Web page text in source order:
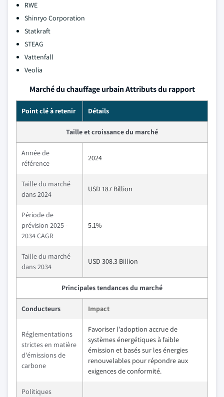
RWE
Shinryo Corporation
Statkraft
STEAG
Vattenfall
Veolia
Marché du chauffage urbain Attributs du rapport
Point clé à retenir Détails
Taille et croissance du marché
Année de
référence
2024
Taille du marché
dans 2024
USD 187 Billion
Période de
prévision 2025 -
2034 CAGR
5.1%
Taille du marché
dans 2034
USD 308.3 Billion
Principales tendances du marché
Conducteurs Impact
Réglementations
strictes en matière
d'émissions de
carbone
Favoriser l'adoption accrue de
systèmes énergétiques à faible
émission et basés sur les énergies
renouvelables pour répondre aux
exigences de conformité.
Politiques